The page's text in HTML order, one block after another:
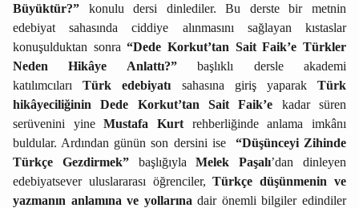
Büyüktür?” konulu dersi dinlediler. Bu derste bir metnin
edebiyat sahasında ciddiye alınmasını sağlayan kıstaslar
konuşulduktan sonra“Dede Korkut’tan Sait Faik’e Türkler
Neden Hikâye Anlattı?”başlıklı dersle akademi
katılımcılarıTürk edebiyatı sahasına giriş yaparakTürk
hikâyeciliğinin Dede Korkut’tan Sait Faik’e kadar süren
serüvenini yineMustafa Kurt rehberliğinde anlama imkânı
buldular. Ardından günün son dersini ise “Düşünceyi Zihinde
Türkçe Gezdirmek”başlığıylaMelek Paşalı’dan dinleyen
edebiyatsever uluslararası öğrenciler,Türkçe düşünmenin ve
yazmanın anlamına ve yollarına dair önemli bilgiler edindiler